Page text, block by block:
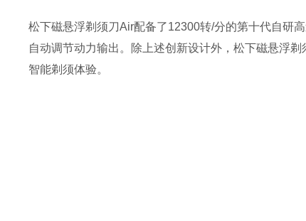
松下磁悬浮剃须刀Air配备了12300转/分的第十代自研
自动调节动力输出。除上述创新设计外，松下磁悬浮
智能剃须体验。